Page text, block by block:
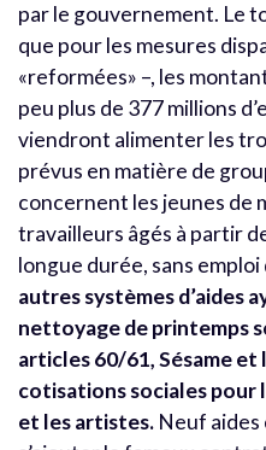
par le gouvernement. Le
que pour les mesures
«reformées» –, les
peu plus de 377 millions
viendront alimenter les
prévus en matière de
concernent les jeunes de
travailleurs âgés à partir
longue durée, sans emploi
autres systèmes d’aides
nettoyage de printemps
articles 60/61, Sésame
cotisations sociales pour
et les artistes. Neuf